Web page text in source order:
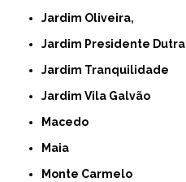
Jardim Oliveira,
Jardim Presidente Dutra
Jardim Tranquilidade
Jardim Vila Galvão
Macedo
Maia
Monte Carmelo